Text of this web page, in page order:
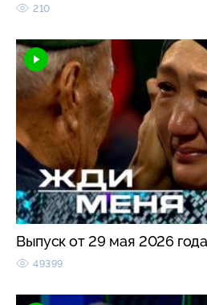
210
Выпуск от 29 мая 2026 года
49399